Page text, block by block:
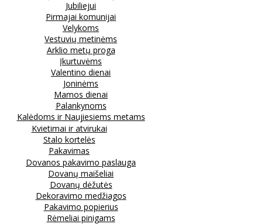
Jubiliejui
Pirmajai komunijai
Velykoms
Vestuvių metinėms
Arklio metų proga
Įkurtuvėms
Valentino dienai
Joninėms
Mamos dienai
Palankynoms
Kalėdoms ir Naujiesiems metams
Kvietimai ir atvirukai
Stalo kortelės
Pakavimas
Dovanos pakavimo paslauga
Dovanų maišeliai
Dovanų dėžutės
Dekoravimo medžiagos
Pakavimo popierius
Rėmeliai pinigams